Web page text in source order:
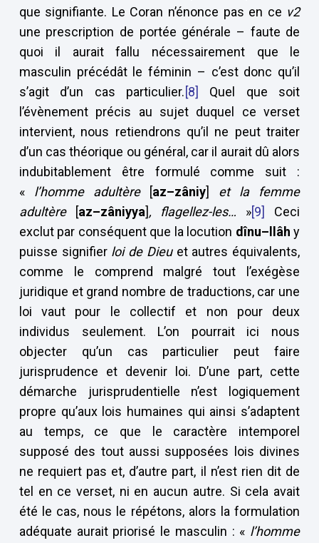
que signifiante. Le Coran n’énonce pas en ce v2
une prescription de portée générale – faute de
quoi il aurait fallu nécessairement que le
masculin précédât le féminin – c’est donc qu’il
s’agit d’un cas particulier. [8]
Quel que soit
l’évènement précis au sujet duquel ce verset
intervient, nous retiendrons qu’il ne peut traiter
d’un cas théorique ou général, car il aurait dû alors
indubitablement être formulé comme suit :
« l’homme adultère [az–zâniy] et la femme
adultère
[az–zâniyya], flagellez-les… »[9]
Ceci
exclut par conséquent que la locution dînu–llâh y
puisse signifier loi de Dieu et autres équivalents,
comme le comprend malgré tout l’exégèse
juridique et grand nombre de traductions, car une
loi vaut pour le collectif et non pour deux
individus seulement. L’on pourrait ici nous
objecter qu’un cas particulier peut faire
jurisprudence et devenir loi. D’une part, cette
démarche jurisprudentielle n’est logiquement
propre qu’aux lois humaines qui ainsi s’adaptent
au temps, ce que le caractère intemporel
supposé des tout aussi supposées lois divines
ne requiert pas et, d’autre part, il n’est rien dit de
tel en ce verset, ni en aucun autre. Si cela avait
été le cas, nous le répétons, alors la formulation
adéquate aurait priorisé le masculin : « l’homme